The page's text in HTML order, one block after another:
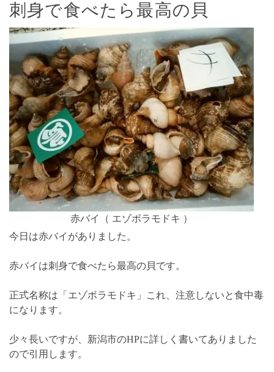
刺身で食べたら最高の貝
赤バイ（ エゾボラモドキ ）
今日は赤バイがありました。
赤バイは刺身で食べたら最高の貝です。
正式名称は「エゾボラモドキ」これ、注意しないと食中毒
になります。
少々長いですが、新潟市のHPに詳しく書いてありました
ので引用します。